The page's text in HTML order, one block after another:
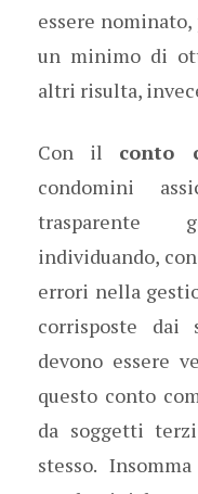
essere
un minimo di
altri risulta,
Con il conto
condomini
trasparente
individuando,
errori nella
corrisposte dai
devono essere
questo conto
da soggetti
stesso.